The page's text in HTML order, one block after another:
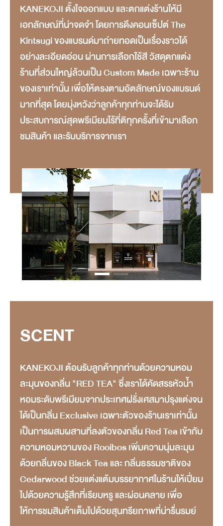
KANEKOJI ตั้งใจออกแบบ และตกแต่งร้านให้มี
เอกลักษณ์ที่น่าจดจำ โดยการดึงคอนเซ็ปต์ The
Kintsugi ของแบรนด์มาถ่ายทอดเป็นเรื่องราวได้
อย่างละเอียดอ่อน ผ่านการเลือกใช้สี วัสดุตกแต่ง
ร้านที่ส่วนใหญ่ล้วนเป็น Custom Made เฉพาะร้าน
ของเราเท่านั้น เพื่อให้ตรงตามอัตลักษณ์ของแบรนด์
มากที่สุด โดยมุ่งหวังว่าลูกค้าทุกท่านจะได้รับ
ประสบการณ์สุดพรีเมียมไร้ที่ติทุกครั้งที่เข้ามาเลือก
ชมสินค้า และรับบริการจากเรา
SCENT
KANEKOJI ต้อนรับลูกค้าทุกท่านด้วยความหอม
ละมุนของกลิ่น "RED TEA" ซึ่งเราได้คัดสรรหัวน้ำ
หอมระดับพรีเมียมจากประเทศฝรั่งเศสมาปรุงแต่งจน
ได้เป็นกลิ่น Exclusive เฉพาะตัวของร้านเราเท่านั้น
เป็นการผสมผสานที่ลงตัวของกลิ่น Red Tea เข้ากับ
ความหอมหวานของ Rooibos เพิ่มความนุ่มละมุน
ด้วยกลิ่นของ Black Tea และ กลิ่นธรรมชาติของ
Cedarwood ช่วยแต่งแต้มบรรยากาศในร้านให้เปี่ยม
ไปด้วยความรู้สึกที่เรียบหรู และผ่อนคลาย เพื่อ
ให้การชมสินค้าเต็มไปด้วยสุนทรียภาพที่น่ารื่นรมย์